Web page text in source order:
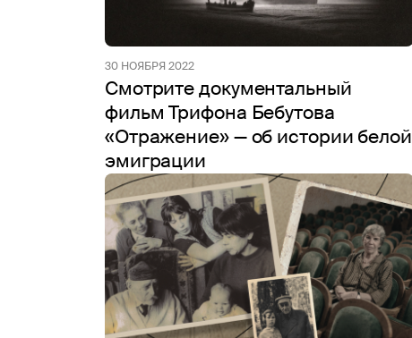
30 НОЯБРЯ 2022
Смотрите документальный
фильм Трифона Бебутова
«Отражение» — об истории белой
эмиграции